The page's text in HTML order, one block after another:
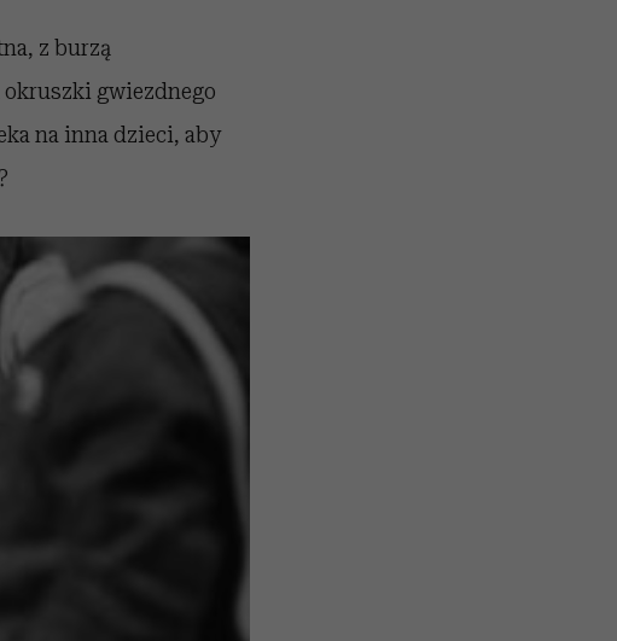
z burzą
okruszki gwiezdnego
na inna dzieci, aby